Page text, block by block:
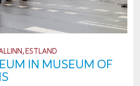
ESTLAND
IN MUSEUM OF